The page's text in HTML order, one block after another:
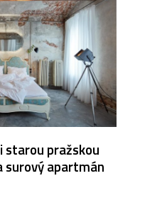
starou pražskou
surový apartmán